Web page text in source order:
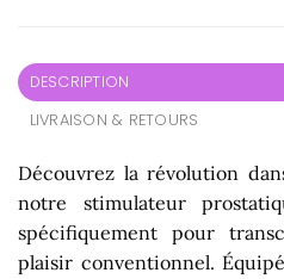
DESCRIPTION
LIVRAISON & RETOURS
Découvrez la révolution
notre stimulateur
spécifiquement pour
plaisir conventionnel.